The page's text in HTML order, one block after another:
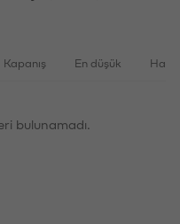
Kapanış En düşük
bulunamadı.